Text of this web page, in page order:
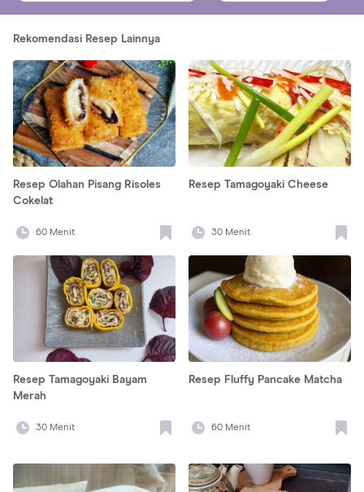
Rekomendasi Resep Lainnya
Resep Olahan Pisang Risoles
Cokelat
60 Menit
Resep Tamagoyaki Cheese
30 Menit
Resep Tamagoyaki Bayam
Merah
30 Menit
Resep Fluffy Pancake Matcha
60 Menit